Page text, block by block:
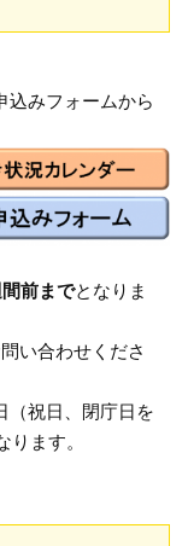
込みフォームから
前までとなりま
い合わせくださ
（祝日、閉庁日を
ます。